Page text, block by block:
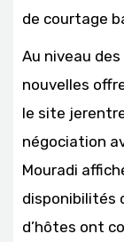
de courtage
Au niveau
nouvelles
le site
négociation
Mouradi
disponibilités
d’hôtes ont